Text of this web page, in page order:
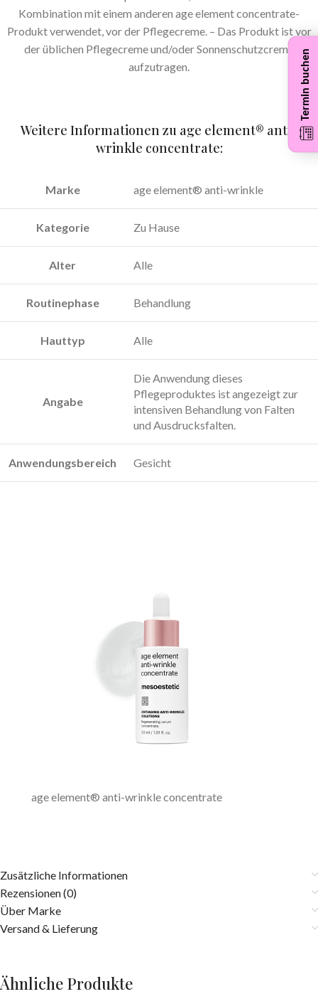
Kombination mit einem anderen age element concentrate-
Produkt verwendet, vor der Pflegecreme. – Das Produkt ist vor
der üblichen Pflegecreme und/oder Sonnenschutzcreme
aufzutragen.
Weitere Informationen zu age element® anti-
wrinkle concentrate:
Marke age element® anti-wrinkle
Kategorie Zu Hause
Alter Alle
Routinephase Behandlung
Hauttyp Alle
Angabe
Die Anwendung dieses
Pflegeproduktes ist angezeigt zur
intensiven Behandlung von Falten
und Ausdrucksfalten.
Anwendungsbereich Gesicht
age element® anti-wrinkle concentrate
Zusätzliche Informationen
Rezensionen (0)
Über Marke
Versand & Lieferung
Ähnliche Produkte
Termin buchen